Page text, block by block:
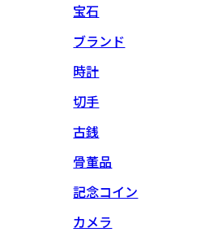
宝石
ブランド
時計
切手
古銭
骨董品
記念コイン
カメラ